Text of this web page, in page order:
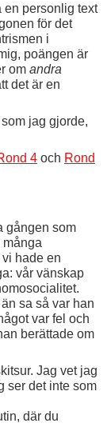
en personlig text
för det
i
poängen är
om andra
det är en
jag gjorde,
4 och Rond
gången som
hade en
vår vänskap
sa så var han
var fel och
berättade om
Jag vet jag
ser det inte som
där du